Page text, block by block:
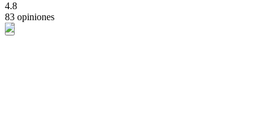
4.8
83 opiniones